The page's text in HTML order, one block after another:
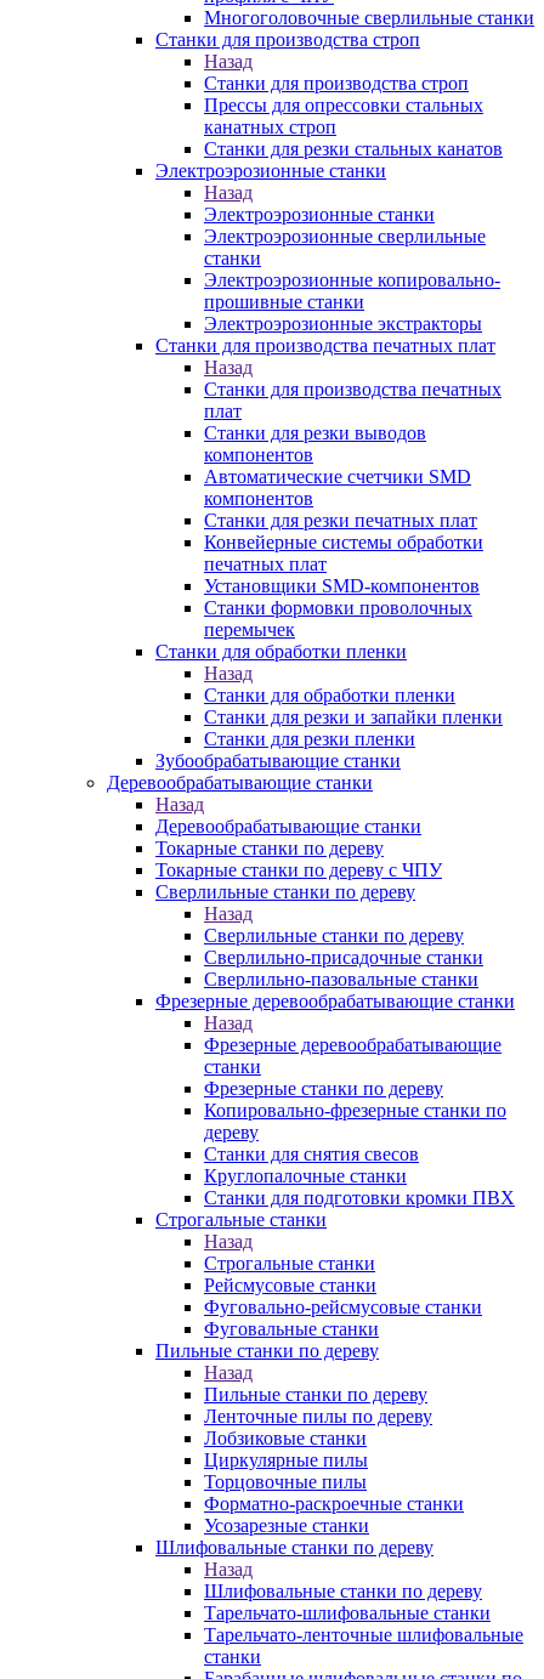
Многоголовочные сверлильные станки
Станки для производства строп
Назад
Станки для производства строп
Прессы для опрессовки стальных
канатных строп
Станки для резки стальных канатов
Электроэрозионные станки
Назад
Электроэрозионные станки
Электроэрозионные сверлильные
станки
Электроэрозионные копировально-
прошивные станки
Электроэрозионные экстракторы
Станки для производства печатных плат
Назад
Станки для производства печатных
плат
Станки для резки выводов
компонентов
Автоматические счетчики SMD
компонентов
Станки для резки печатных плат
Конвейерные системы обработки
печатных плат
Установщики SMD-компонентов
Станки формовки проволочных
перемычек
Станки для обработки пленки
Назад
Станки для обработки пленки
Станки для резки и запайки пленки
Станки для резки пленки
Зубообрабатывающие станки
Деревообрабатывающие станки
Назад
Деревообрабатывающие станки
Токарные станки по дереву
Токарные станки по дереву с ЧПУ
Сверлильные станки по дереву
Назад
Сверлильные станки по дереву
Сверлильно-присадочные станки
Сверлильно-пазовальные станки
Фрезерные деревообрабатывающие станки
Назад
Фрезерные деревообрабатывающие
станки
Фрезерные станки по дереву
Копировально-фрезерные станки по
дереву
Станки для снятия свесов
Круглопалочные станки
Станки для подготовки кромки ПВХ
Строгальные станки
Назад
Строгальные станки
Рейсмусовые станки
Фуговально-рейсмусовые станки
Фуговальные станки
Пильные станки по дереву
Назад
Пильные станки по дереву
Ленточные пилы по дереву
Лобзиковые станки
Циркулярные пилы
Торцовочные пилы
Форматно-раскроечные станки
Усозарезные станки
Шлифовальные станки по дереву
Назад
Шлифовальные станки по дереву
Тарельчато-шлифовальные станки
Тарельчато-ленточные шлифовальные
станки